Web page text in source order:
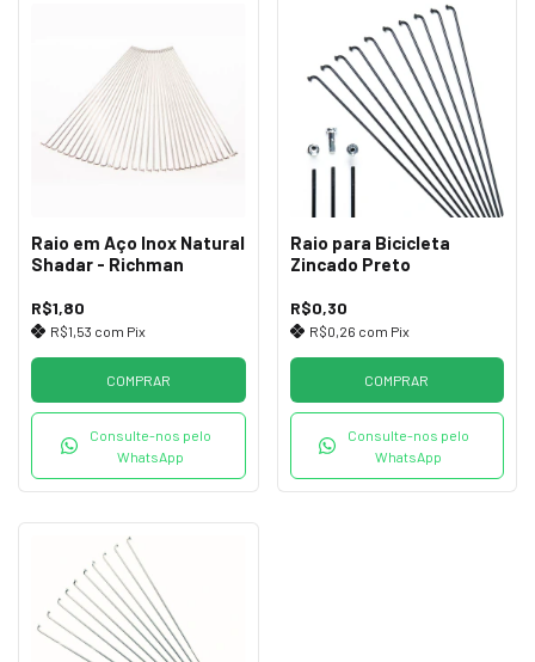
Raio em Aço Inox Natural
Shadar - Richman
R$1,80
R$1,53 com Pix
COMPRAR
Consulte-nos pelo
WhatsApp
Raio para Bicicleta
Zincado Preto
R$0,30
R$0,26 com Pix
COMPRAR
Consulte-nos pelo
WhatsApp